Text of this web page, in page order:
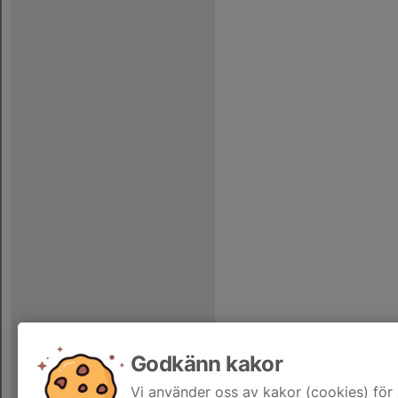
Godkänn kakor
Vi använder oss av kakor (cookies)